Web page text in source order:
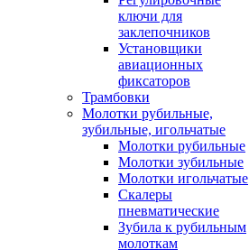
ключи для
заклепочников
Установщики
авиационных
фиксаторов
Трамбовки
Молотки рубильные,
зубильные, игольчатые
Молотки рубильные
Молотки зубильные
Молотки игольчатые
Скалеры
пневматические
Зубила к рубильным
молоткам